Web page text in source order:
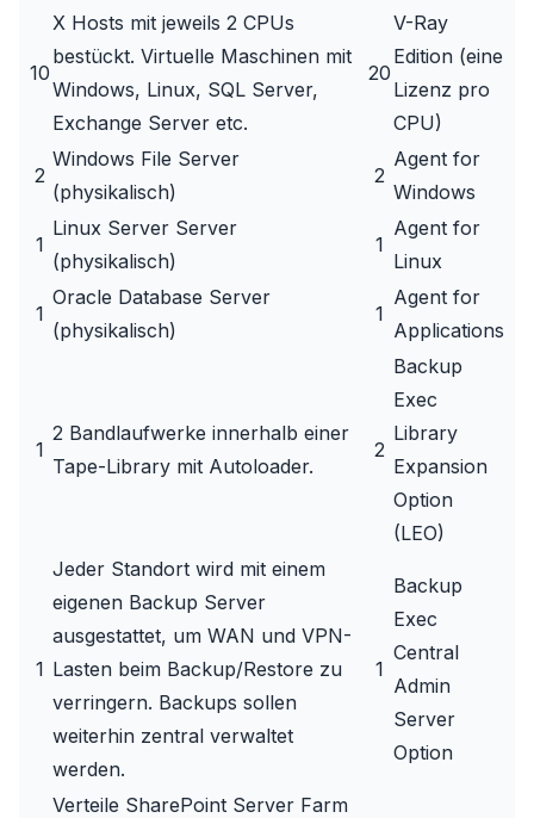
10
X Hosts mit jeweils 2 CPUs
bestückt. Virtuelle Maschinen mit
Windows, Linux, SQL Server,
Exchange Server etc.
20
V-Ray
Edition (eine
Lizenz pro
CPU)
2
Windows File Server
(physikalisch)
2
Agent for
Windows
1
Linux Server Server
(physikalisch)
1
Agent for
Linux
1
Oracle Database Server
(physikalisch)
1
Agent for
Applications
1
2 Bandlaufwerke innerhalb einer
Tape-Library mit Autoloader.
2
Backup
Exec
Library
Expansion
Option
(LEO)
1
Jeder Standort wird mit einem
eigenen Backup Server
ausgestattet, um WAN und VPN-
Lasten beim Backup/Restore zu
verringern. Backups sollen
weiterhin zentral verwaltet
werden.
1
Backup
Exec
Central
Admin
Server
Option
Verteile SharePoint Server Farm